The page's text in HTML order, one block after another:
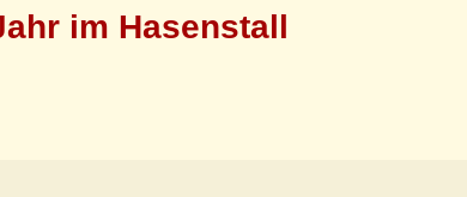
im Hasenstall